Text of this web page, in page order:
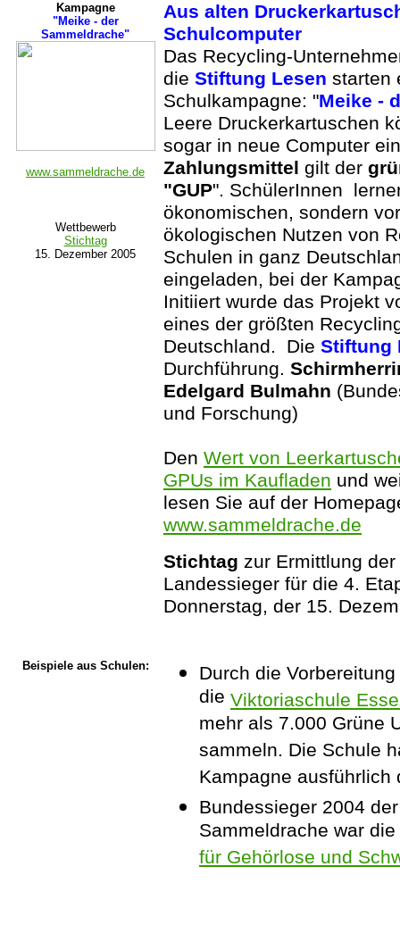
Kampagne
"Meike - der
Sammeldrache"
www.sammeldrache.de
Wettbewerb
Stichtag
15. Dezember 2005
Aus alten
Schulcomputer
Das Recycling-
die Stiftung Lesen starten
Schulkampagne: "Meike -
Leere Druckerkartuschen
sogar in neue Computer
Zahlungsmittel gilt der
"GUP". SchülerInnen
ökonomischen, sondern
ökologischen Nutzen von
Schulen in ganz
eingeladen, bei der
Initiiert wurde das Projekt
eines der größten
Deutschland. Die Stiftung
Durchführung.
Edelgard Bulmahn
und Forschung)
Den Wert von
GPUs im Kaufladen und
lesen Sie auf der
www.sammeldrache.de
Stichtag zur Ermittlung
Landessieger für die 4.
Donnerstag, der 15.
Beispiele aus Schulen: Durch die
die Viktoriaschule
mehr als 7.000 Grüne
sammeln. Die Schule
Kampagne ausführlich
Bundessieger 2004
Sammeldrache war die
für Gehörlose und